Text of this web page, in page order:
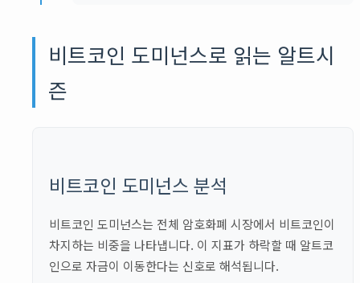
비트코인 도미넌스로 읽는 알트시
즌
비트코인 도미넌스 분석
비트코인 도미넌스는 전체 암호화폐 시장에서 비트코인이
차지하는 비중을 나타냅니다. 이 지표가 하락할 때 알트코
인으로 자금이 이동한다는 신호로 해석됩니다.